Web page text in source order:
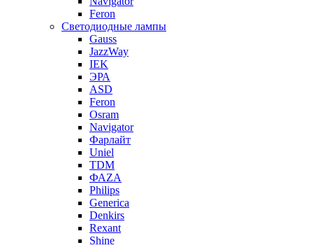
Feron
Светодиодные лампы
Gauss
JazzWay
IEK
ЭРА
ASD
Feron
Osram
Navigator
Фарлайт
Uniel
TDM
ФАZА
Philips
Generica
Denkirs
Rexant
Shine